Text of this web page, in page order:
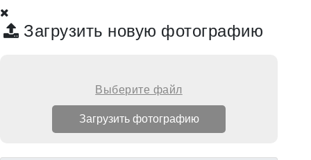
Загрузить новую фотографию
Выберите файл